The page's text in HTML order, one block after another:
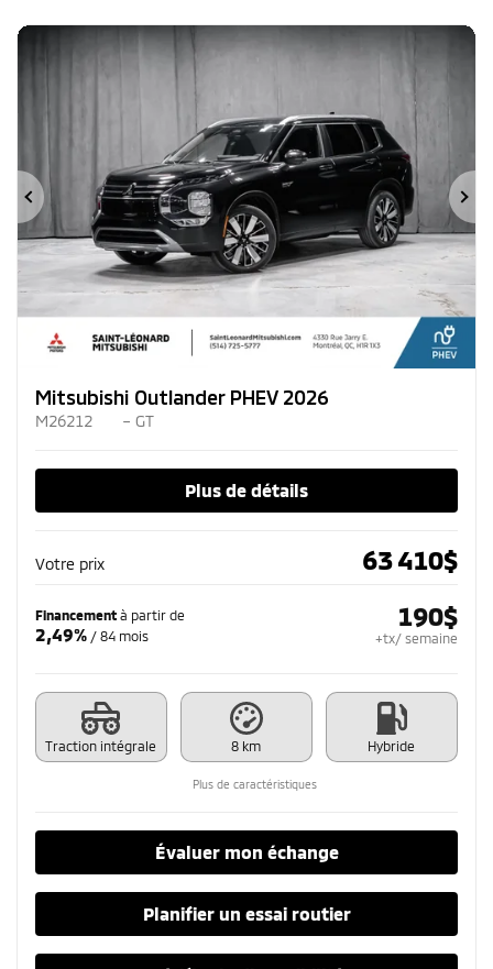
Précédent
Mitsubishi Outlander PHEV 2026
M26212 – GT
Plus de détails
Votre prix 63 410$
Financement à partir de
2,49% / 84 mois
190$
+tx/ semaine
Traction intégrale 8 km Hybride
Plus de caractéristiques
Évaluer mon échange
Planifier un essai routier